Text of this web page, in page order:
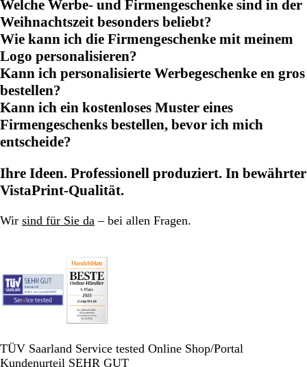
Welche Werbe- und Firmengeschenke sind in der
Weihnachtszeit besonders beliebt?
Wie kann ich die Firmengeschenke mit meinem
Logo personalisieren?
Kann ich personalisierte Werbegeschenke en gros
bestellen?
Kann ich ein kostenloses Muster eines
Firmengeschenks bestellen, bevor ich mich
entscheide?
Ihre Ideen. Professionell produziert. In bewährter
VistaPrint-Qualität.
Wir sind für Sie da – bei allen Fragen.
TÜV Saarland Service tested Online Shop/Portal
Kundenurteil SEHR GUT